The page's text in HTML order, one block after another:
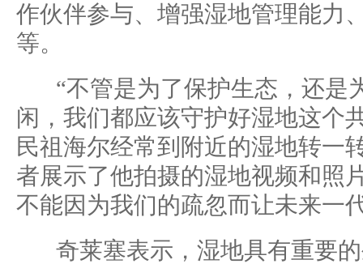
作伙伴参与、增强湿地管理能力
等。
“不管是为了保护生态，还是
闲，我们都应该守护好湿地这个
民祖海尔经常到附近的湿地转一
者展示了他拍摄的湿地视频和照
不能因为我们的疏忽而让未来一
奇莱塞表示，湿地具有重要的